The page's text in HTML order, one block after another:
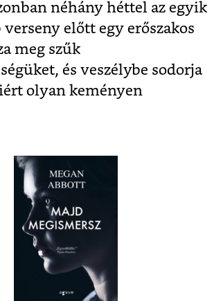
néhány héttel az egyik
előtt egy erőszakos
meg szűk
és veszélybe sodorja
olyan keményen